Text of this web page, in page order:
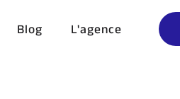
Blog L'agence